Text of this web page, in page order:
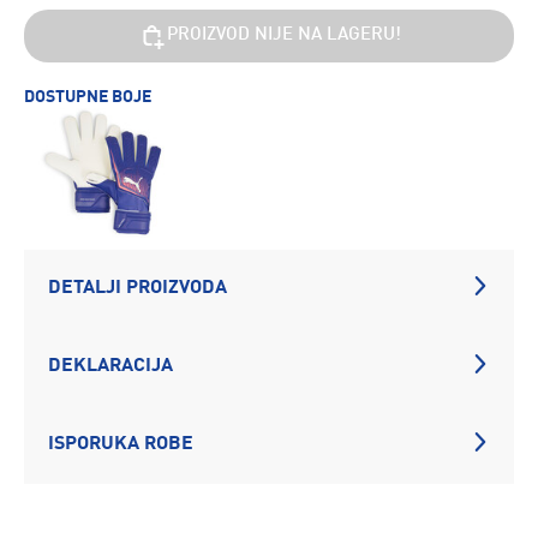
PROIZVOD NIJE NA LAGERU!
DOSTUPNE BOJE
DETALJI PROIZVODA
DEKLARACIJA
ISPORUKA ROBE